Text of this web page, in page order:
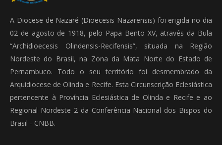
A Diocese de Nazaré (Dioecesis Nazarensis) foi erigida no dia
02 de agosto de 1918, pelo Papa Bento XV, através da Bula
“Archidioecesis Olindensis-Recifensis”, situada na Região
Nordeste do Brasil, na Zona da Mata Norte do Estado de
Pernambuco. Todo o seu território foi desmembrado da
Arquidiocese de Olinda e Recife. Esta Circunscrição Eclesiástica
pertencente à Província Eclesiástica de Olinda e Recife e ao
Regional Nordeste 2 da Conferência Nacional dos Bispos do
Brasil - CNBB.